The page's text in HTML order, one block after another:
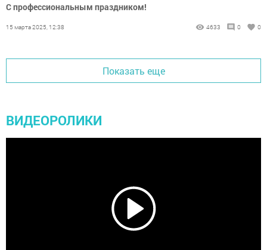
С профессиональным праздником!
15 марта 2025, 12:38 4633 0 0
Показать еще
ВИДЕОРОЛИКИ